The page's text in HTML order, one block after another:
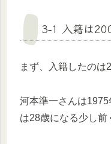
3-1 入籍は
まず、入籍したのは
河本準一さんは
は28歳になる少し前